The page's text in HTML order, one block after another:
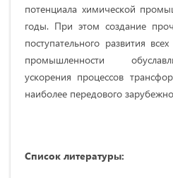
потенциала химической
годы. При этом создание
поступательного развития
промышленности
ускорения процессов
наиболее передового
Список литературы: